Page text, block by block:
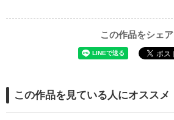
この作品をシェア
この作品を見ている人にオススメ